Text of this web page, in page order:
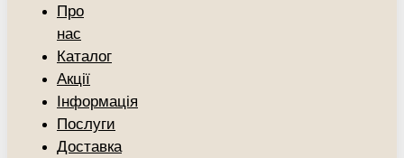
Про
нас
Каталог
Акції
Інформація
Послуги
Доставка